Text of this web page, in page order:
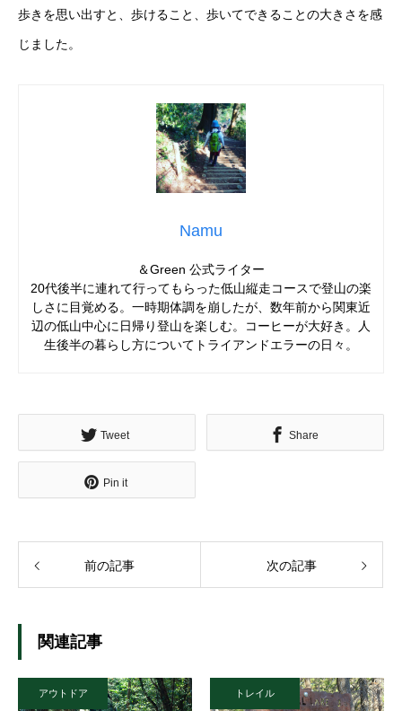
歩きを思い出すと、歩けること、歩いてできることの大きさを感
じました。
Namu
＆Green 公式ライター
20代後半に連れて行ってもらった低山縦走コースで登山の楽
しさに目覚める。一時期体調を崩したが、数年前から関東近
辺の低山中心に日帰り登山を楽しむ。コーヒーが大好き。人
生後半の暮らし方についてトライアンドエラーの日々。
Tweet Share
Pin it
前の記事 次の記事
関連記事
アウトドア トレイル